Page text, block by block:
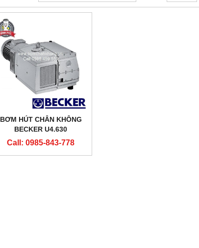
BƠM HÚT CHÂN KHÔNG
BECKER U4.630
Call: 0985-843-778